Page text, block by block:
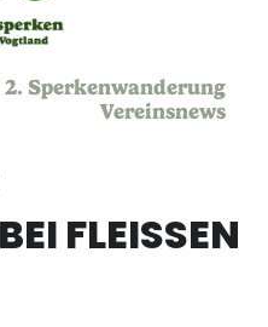
2. Sperkenwanderung
Vereinsnews
FLEISSEN